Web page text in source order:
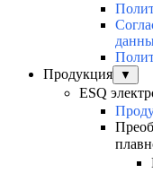
Продукция
▼
ESQ